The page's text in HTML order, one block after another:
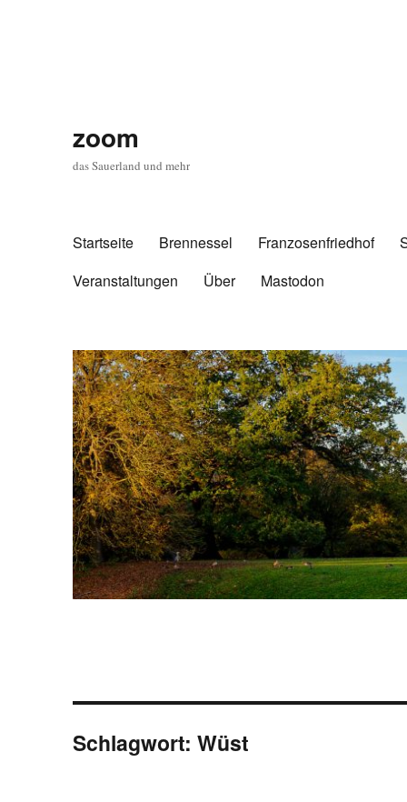
zoom
das Sauerland und mehr
Startseite Brennessel Franzosenfriedhof
Veranstaltungen
Über Mastodon
Schlagwort:Wüst